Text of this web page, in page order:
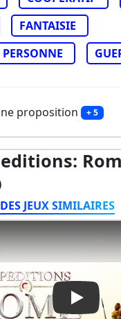
FANTAISIE
proposition + 5
JEUX SIMILAIRES
Play